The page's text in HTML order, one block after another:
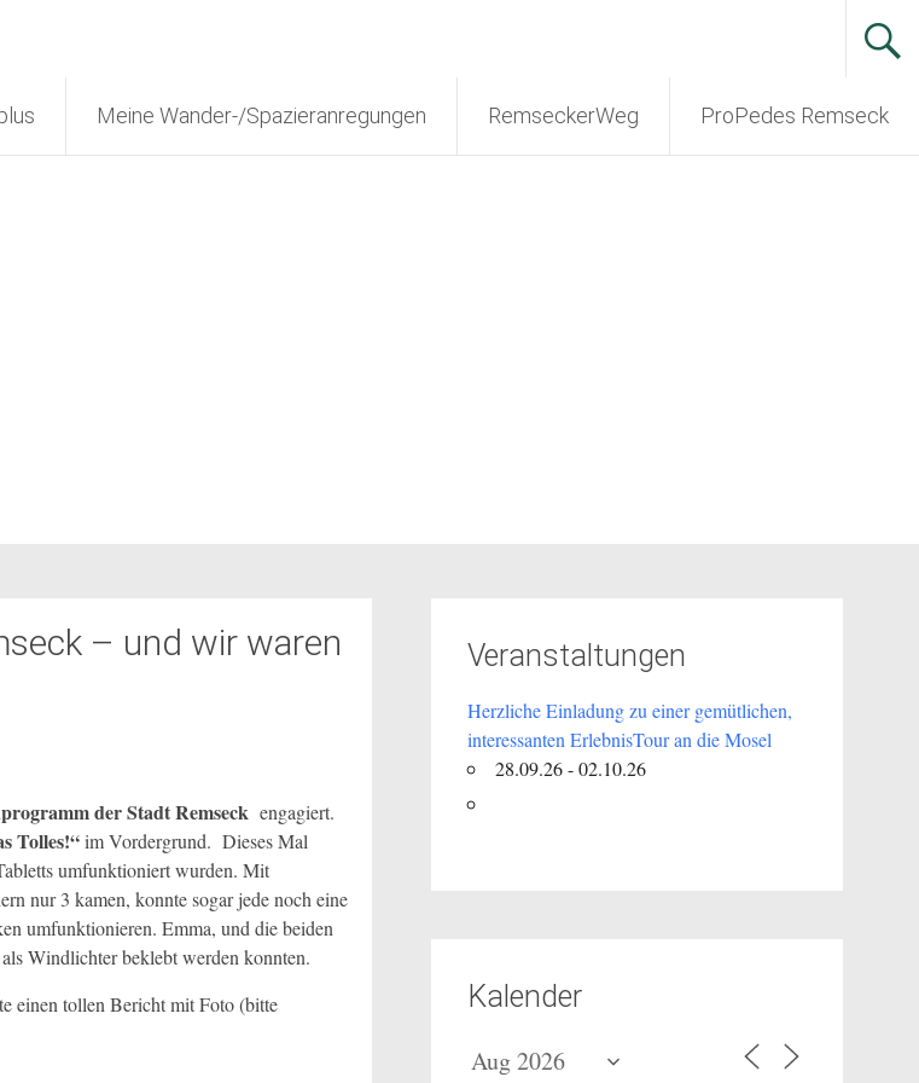
Meine Wander-/Spazieranregungen RemseckerWeg ProPedes Remseck
– und wir waren
der Stadt Remseck engagiert.
Tolles!“im Vordergrund. Dieses Mal
umfunktioniert wurden. Mit
nur 3 kamen, konnte sogar jede noch eine
umfunktionieren. Emma, und die beiden
Windlichter beklebt werden konnten.
einen tollen Bericht mit Foto (bitte
Veranstaltungen
Herzliche Einladung zu einer gemütlichen,
interessanten ErlebnisTour an die Mosel
28.09.26 - 02.10.26
Kalender